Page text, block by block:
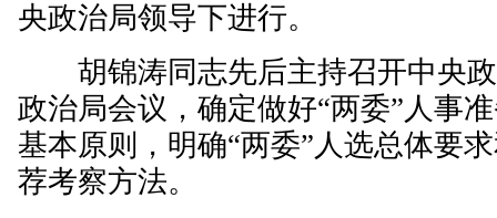
央政治局领导下进行。
胡锦涛同志先后主持召开中央政
政治局会议，确定做好“两委”人事
基本原则，明确“两委”人选总体要
荐考察方法。